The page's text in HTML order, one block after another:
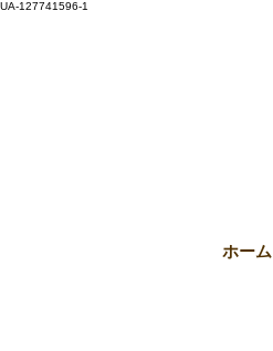
UA-127741596-1
ホーム